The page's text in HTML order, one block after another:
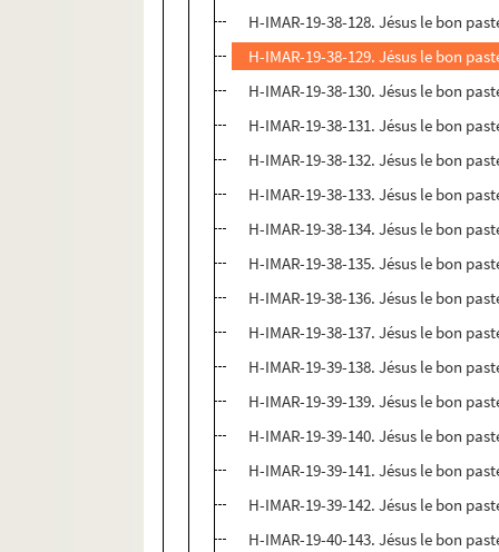
H-IMAR-19-38-128. Jésus le bon
H-IMAR-19-38-129. Jésus le bon
H-IMAR-19-38-130. Jésus le bon
H-IMAR-19-38-131. Jésus le bon
H-IMAR-19-38-132. Jésus le bon
H-IMAR-19-38-133. Jésus le bon
H-IMAR-19-38-134. Jésus le bon
H-IMAR-19-38-135. Jésus le bon
H-IMAR-19-38-136. Jésus le bon
H-IMAR-19-38-137. Jésus le bon
H-IMAR-19-39-138. Jésus le bon
H-IMAR-19-39-139. Jésus le bon
H-IMAR-19-39-140. Jésus le bon
H-IMAR-19-39-141. Jésus le bon
H-IMAR-19-39-142. Jésus le bon
H-IMAR-19-40-143. Jésus le bon